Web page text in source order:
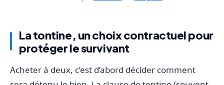
La tontine, un choix contractuel pour
protéger le survivant
Acheter à deux, c’est d’abord décider comment